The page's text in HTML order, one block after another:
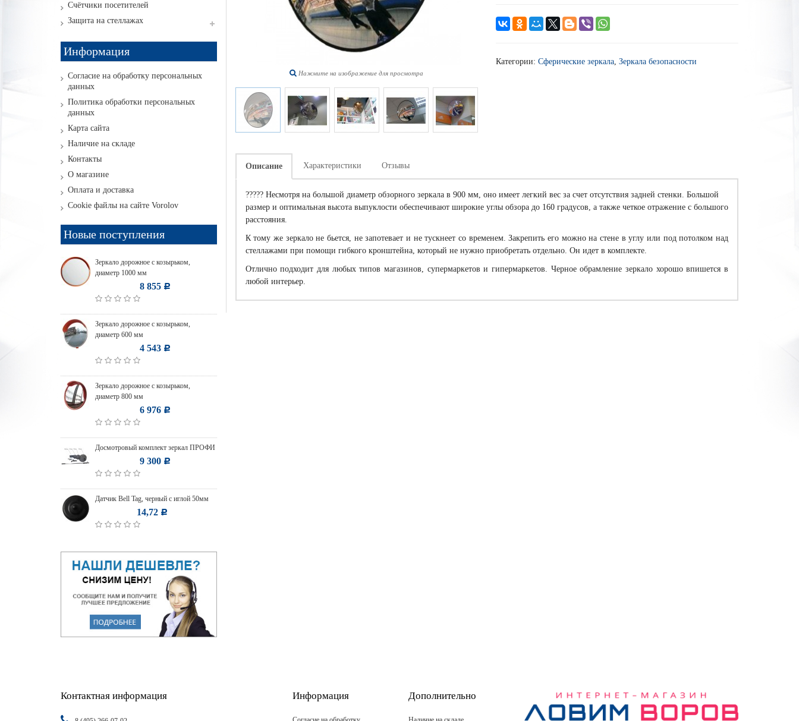
Счётчики посетителей
Защита на стеллажах
Информация
Согласие на обработку персональных
данных
Политика обработки персональных
данных
Карта сайта
Наличие на складе
Контакты
О магазине
Оплата и доставка
Cookie файлы на сайте Vorolov
Новые поступления
Зеркало дорожное с козырьком,
диаметр 1000 мм
8 855 Р
Зеркало дорожное с козырьком,
диаметр 600 мм
4 543 Р
Зеркало дорожное с козырьком,
диаметр 800 мм
6 976 Р
Досмотровый комплект зеркал ПРОФИ
9 300 Р
Датчик Bell Tag, черный с иглой 50мм
14,72 Р
Нажмите на изображение для просмотра
Категории: Сферические зеркала, Зеркала безопасности
Описание Характеристики Отзывы
????? Несмотря на большой диаметр обзорного зеркала в 900 мм, оно имеет легкий вес за счет отсутствия задней стенки. Большой
размер и оптимальная высота выпуклости обеспечивают широкие углы обзора до 160 градусов, а также четкое отражение с большого
расстояния.
К тому же зеркало не бьется, не запотевает и не тускнеет со временем. Закрепить его можно на стене в углу или под потолком над
стеллажами при помощи гибкого кронштейна, который не нужно приобретать отдельно. Он идет в комплекте.
Отлично подходит для любых типов магазинов, супермаркетов и гипермаркетов. Черное обрамление зеркало хорошо впишется в
любой интерьер.
Контактная информация Информация Дополнительно